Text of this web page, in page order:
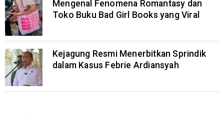
Mengenal Fenomena Romantasy dan
Toko Buku Bad Girl Books yang Viral
Kejagung Resmi Menerbitkan Sprindik
dalam Kasus Febrie Ardiansyah